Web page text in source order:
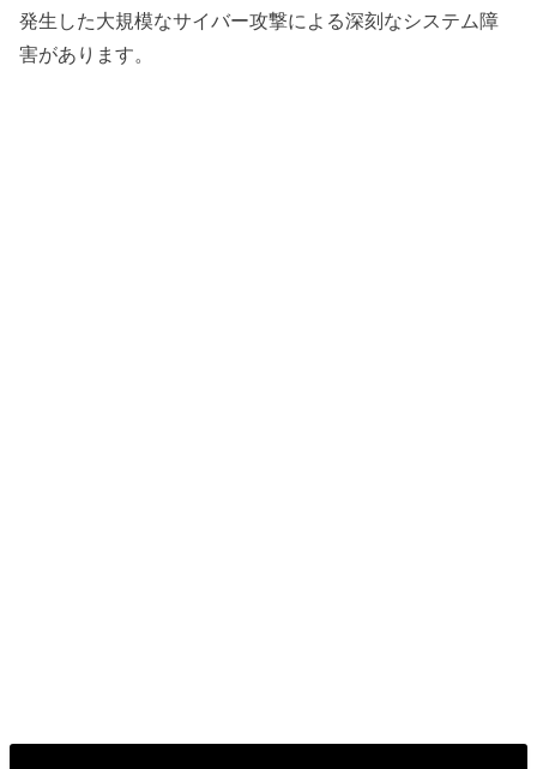
発生した大規模なサイバー攻撃による深刻なシステム障
害があります。